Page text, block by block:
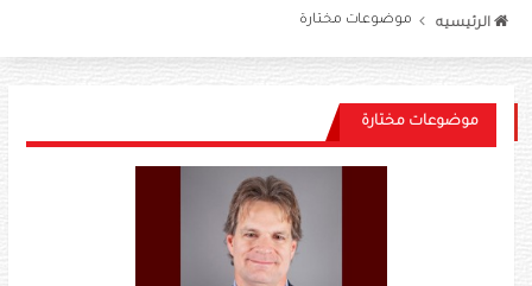
الرئيسيه موضوعات مختارة
موضوعات مختارة